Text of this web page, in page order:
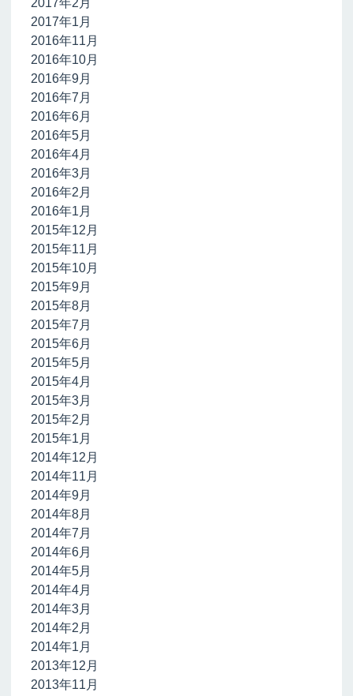
2017年2月
2017年1月
2016年11月
2016年10月
2016年9月
2016年7月
2016年6月
2016年5月
2016年4月
2016年3月
2016年2月
2016年1月
2015年12月
2015年11月
2015年10月
2015年9月
2015年8月
2015年7月
2015年6月
2015年5月
2015年4月
2015年3月
2015年2月
2015年1月
2014年12月
2014年11月
2014年9月
2014年8月
2014年7月
2014年6月
2014年5月
2014年4月
2014年3月
2014年2月
2014年1月
2013年12月
2013年11月